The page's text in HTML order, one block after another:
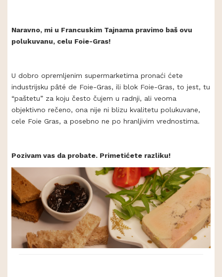
Naravno, mi u Francuskim Tajnama pravimo baš ovu
polukuvanu, celu Foie-Gras!
U dobro opremljenim supermarketima pronaći ćete
industrijsku pâté de Foie-Gras, ili blok Foie-Gras, to jest, tu
“paštetu” za koju često čujem u radnji, ali veoma
objektivno rečeno, ona nije ni blizu kvalitetu polukuvane,
cele Foie Gras, a posebno ne po hranljivim vrednostima.
Pozivam vas da probate. Primetićete razliku!